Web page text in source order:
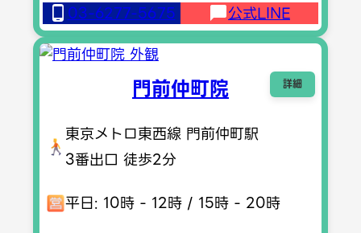
03-6277-5675
公式LINE
詳細
門前仲町院
東京メトロ東西線 門前仲町駅
3番出口 徒歩2分
平日: 10時 - 12時 / 15時 - 20時